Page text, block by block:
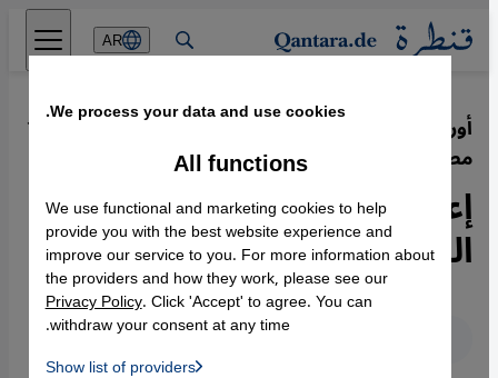
Direkt zum Inhalt springen
AR
أوركسترا "تبادل" - موسيقى عربية
مصرية عالمية رابطة للأجيال والحدود
·
13.02.2015
إعادة اكتشاف موسيقى عبد
الوهاب عالميا
English عربي
We process your data and use cookies.
All functions
We use functional and marketing cookies to help
provide you with the best website experience and
improve our service to you. For more information about
the providers and how they work, please see our
Privacy Policy. Click 'Accept' to agree. You can
withdraw your consent at any time.
Show list of providers